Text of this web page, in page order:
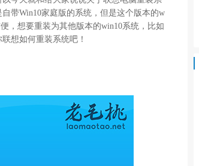
带Win10家庭版的系统，但是这个版本的w
，想要重装为其他版本的win10系统，比如
想如何重装系统吧！